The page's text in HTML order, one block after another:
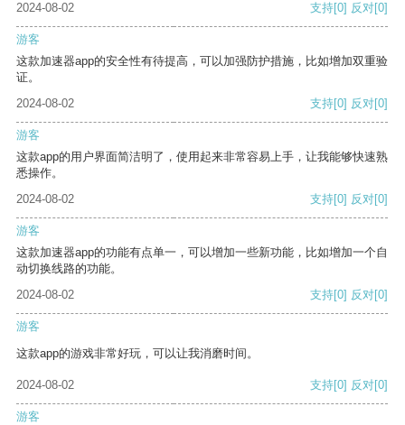
2024-08-02 支持[0] 反对[0]
游客
这款加速器app的安全性有待提高，可以加强防护措施，比如增加双重验
证。
2024-08-02
支持[0] 反对[0]
游客
这款app的用户界面简洁明了，使用起来非常容易上手，让我能够快速熟
悉操作。
2024-08-02
支持[0] 反对[0]
游客
这款加速器app的功能有点单一，可以增加一些新功能，比如增加一个自
动切换线路的功能。
2024-08-02
支持[0] 反对[0]
游客
这款app的游戏非常好玩，可以让我消磨时间。
2024-08-02 支持[0] 反对[0]
游客